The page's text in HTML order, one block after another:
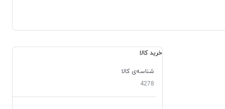
خرید کالا
شناسه‌ی کالا
4278